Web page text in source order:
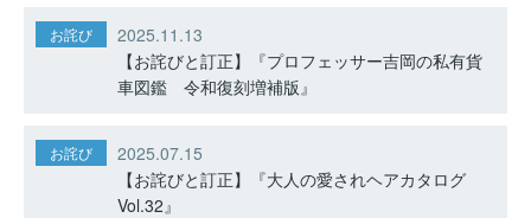
お詫び
2025.11.13
【お詫びと訂正】『プロフェッサー吉岡の私有貨
車図鑑 令和復刻増補版』
お詫び
2025.07.15
【お詫びと訂正】『大人の愛されヘアカタログ
Vol.32』